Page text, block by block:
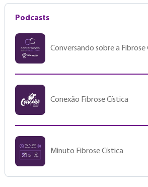
Podcasts
Conversando sobre a Fibrose
Conexão Fibrose Cística
Minuto Fibrose Cística